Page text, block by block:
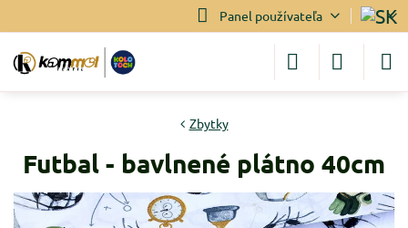
Panel používateľa
Zbytky
Futbal - bavlnené plátno 40cm